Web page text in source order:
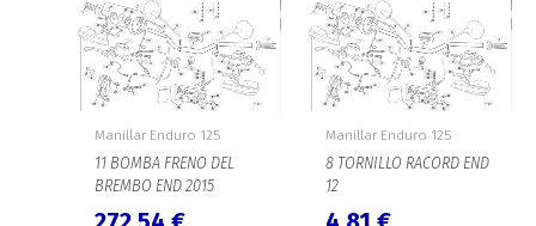
Manillar Enduro 125
11 BOMBA FRENO DEL
BREMBO END 2015
Manillar Enduro 125
8 TORNILLO RACORD END
12